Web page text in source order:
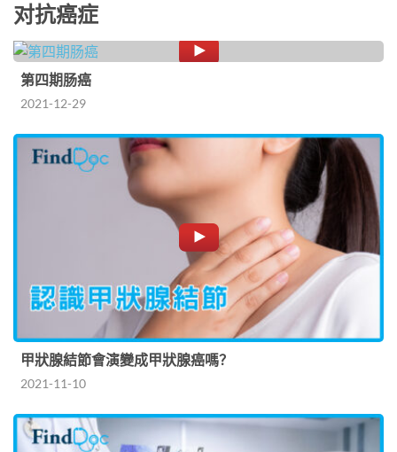
对抗癌症
第四期肠癌
2021-12-29
甲狀腺結節會演變成甲狀腺癌嗎？
2021-11-10